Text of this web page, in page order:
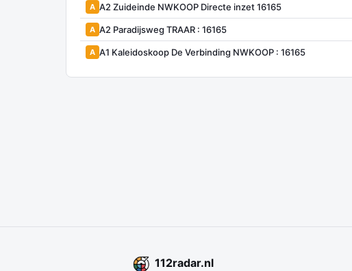
A A2 Zuideinde NWKOOP Directe inzet 16165
A A2 Paradijsweg TRAAR : 16165
A A1 Kaleidoskoop De Verbinding NWKOOP : 16165
112radar.nl